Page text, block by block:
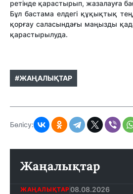
ретінде қарастырып, жазалауға
Бұл бастама елдегі құқықтық
қорғау саласындағы маңызды
қарастырылуда.
#ЖАҢАЛЫҚТАР
Бөлісу:
Жаңалықтар
ЖАҢАЛЫҚТАР 08.08.2026